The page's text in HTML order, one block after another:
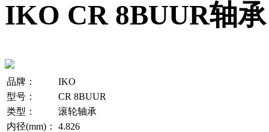
IKO CR 8BUUR轴承
品牌：
IKO
型号：
CR 8BUUR
类型：
滚轮轴承
内径(mm)：
4.826